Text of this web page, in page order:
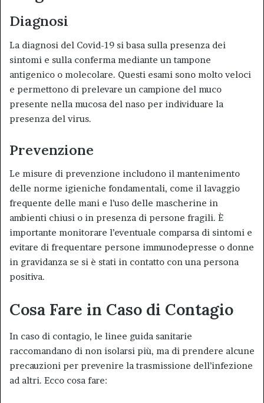
Diagnosi
La diagnosi del Covid-19 si basa sulla presenza dei
sintomi e sulla conferma mediante un tampone
antigenico o molecolare. Questi esami sono molto veloci
e permettono di prelevare un campione del muco
presente nella mucosa del naso per individuare la
presenza del virus.
Prevenzione
Le misure di prevenzione includono il mantenimento
delle norme igieniche fondamentali, come il lavaggio
frequente delle mani e l’uso delle mascherine in
ambienti chiusi o in presenza di persone fragili. È
importante monitorare l’eventuale comparsa di sintomi e
evitare di frequentare persone immunodepresse o donne
in gravidanza se si è stati in contatto con una persona
positiva.
Cosa Fare in Caso di Contagio
In caso di contagio, le linee guida sanitarie
raccomandano di non isolarsi più, ma di prendere alcune
precauzioni per prevenire la trasmissione dell’infezione
ad altri. Ecco cosa fare: